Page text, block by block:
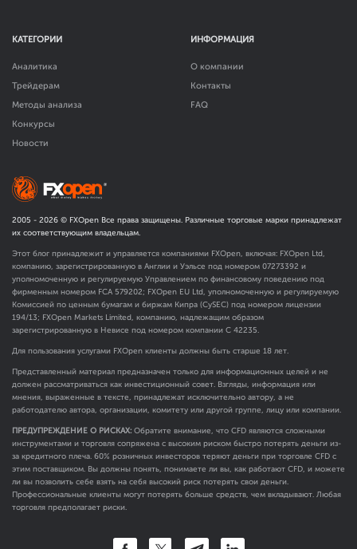
КАТЕГОРИИ
Аналитика
Трейдерам
Методы анализа
Конкурсы
Новости
ИНФОРМАЦИЯ
О компании
Контакты
FAQ
2005 - 2026 © FXOpen Все права защищены. Различные торговые марки принадлежат
их соответствующим владельцам.
Этот блог принадлежит и управляется компаниями FXOpen, включая: FXOpen Ltd,
компанию, зарегистрированную в Англии и Уэльсе под номером 07273392 и
уполномоченную и регулируемую Управлением по финансовому поведению под
фирменным номером FCA 579202; FXOpen EU Ltd, уполномоченную и регулируемую
Комиссией по ценным бумагам и биржам Кипра (CySEC) под номером лицензии
194/13; FXOpen Markets Limited, компанию, надлежащим образом
зарегистрированную в Невисе под номером компании C 42235.
Для пользования услугами FXOpen клиенты должны быть старше 18 лет.
Представленный материал предназначен только для информационных целей и не
должен рассматриваться как инвестиционный совет. Взгляды, информация или
мнения, выраженные в тексте, принадлежат исключительно автору, а не
работодателю автора, организации, комитету или другой группе, лицу или компании.
ПРЕДУПРЕЖДЕНИЕ О РИСКАХ: Обратите внимание, что CFD являются сложными
инструментами и торговля сопряжена с высоким риском быстро потерять деньги из-
за кредитного плеча. 60% розничных инвесторов теряют деньги при торговле CFD с
этим поставщиком. Вы должны понять, понимаете ли вы, как работают CFD, и можете
ли вы позволить себе взять на себя высокий риск потерять свои деньги.
Профессиональные клиенты могут потерять больше средств, чем вкладывают. Любая
торговля предполагает риски.